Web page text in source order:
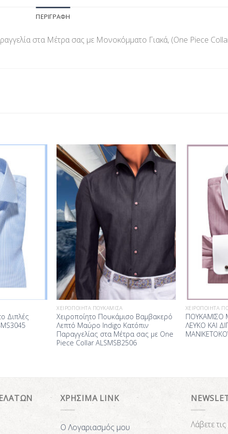
ΠΕΡΙΓΡΑΦΉ
στα Μέτρα σας με Μονοκόμματο Γιακά, (One Piece
στη Λίστα
Επιθυμίας
Διπλές
Προσθήκη
στη Λίστα
ΧΕΙΡΟΠΟΊΗΤΑ ΠΟΥΚΆΜΙΣΑ
Χειροποίητο Πουκάμισο Βαμβακερό
Λεπτό Μαύρο Indigo Κατόπιν
Παραγγελίας στα Μέτρα σας με One
Piece Collar ALSMSB2506
ΧΕΙΡΟΠΟΊΗΤΑ
ΠΟΥΚΑΜΙΣΟ
ΛΕΥΚΟ ΚΑΙ
ΧΡΗΣΙΜΑ LINK
Ο Λογαριασμός μου
Λάβετε